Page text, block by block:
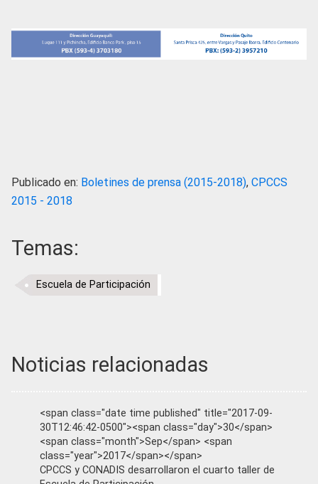
Publicado en: Boletines de prensa (2015-2018), CPCCS
2015 - 2018
Temas:
Escuela de Participación
Noticias relacionadas
<span class="date time published" title="2017-09-
30T12:46:42-0500"><span class="day">30</span>
<span class="month">Sep</span> <span
class="year">2017</span></span>
CPCCS y CONADIS desarrollaron el cuarto taller de